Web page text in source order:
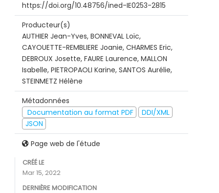
https://doi.org/10.48756/ined-IE0253-2815
Producteur(s)
AUTHIER Jean-Yves, BONNEVAL Loïc,
CAYOUETTE-REMBLIERE Joanie, CHARMES Eric,
DEBROUX Josette, FAURE Laurence, MALLON
Isabelle, PIETROPAOLI Karine, SANTOS Aurélie,
STEINMETZ Hélène
Métadonnées
Documentation au format PDF
DDI/XML
JSON
Page web de l'étude
CRÉÉ LE
Mar 15, 2022
DERNIÈRE MODIFICATION